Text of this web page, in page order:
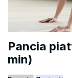
Pancia
min)